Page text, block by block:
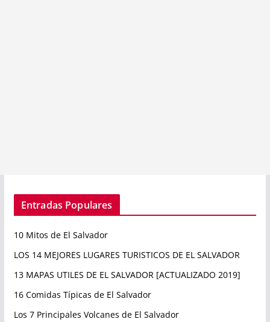
Entradas Populares
10 Mitos de El Salvador
LOS 14 MEJORES LUGARES TURISTICOS DE EL SALVADOR
13 MAPAS UTILES DE EL SALVADOR [ACTUALIZADO 2019]
16 Comidas Típicas de El Salvador
Los 7 Principales Volcanes de El Salvador